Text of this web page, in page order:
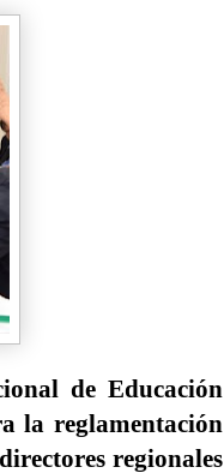
de Educación
la reglamentación
regionales